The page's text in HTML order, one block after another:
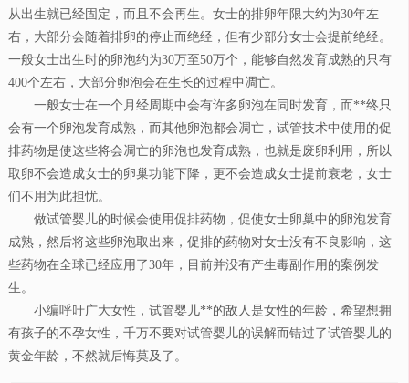
从出生就已经固定，而且不会再生。女士的排卵年限大约为30年左
右，大部分会随着排卵的停止而绝经，但有少部分女士会提前绝经。
一般女士出生时的卵泡约为30万至50万个，能够自然发育成熟的只有
400个左右，大部分卵泡会在生长的过程中凋亡。
一般女士在一个月经周期中会有许多卵泡在同时发育，而**终只
会有一个卵泡发育成熟，而其他卵泡都会凋亡，试管技术中使用的促
排药物是使这些将会凋亡的卵泡也发育成熟，也就是废卵利用，所以
取卵不会造成女士的卵巢功能下降，更不会造成女士提前衰老，女士
们不用为此担忧。
做试管婴儿的时候会使用促排药物，促使女士卵巢中的卵泡发育
成熟，然后将这些卵泡取出来，促排的药物对女士没有不良影响，这
些药物在全球已经应用了30年，目前并没有产生毒副作用的案例发
生。
小编呼吁广大女性，试管婴儿**的敌人是女性的年龄，希望想拥
有孩子的不孕女性，千万不要对试管婴儿的误解而错过了试管婴儿的
黄金年龄，不然就后悔莫及了。